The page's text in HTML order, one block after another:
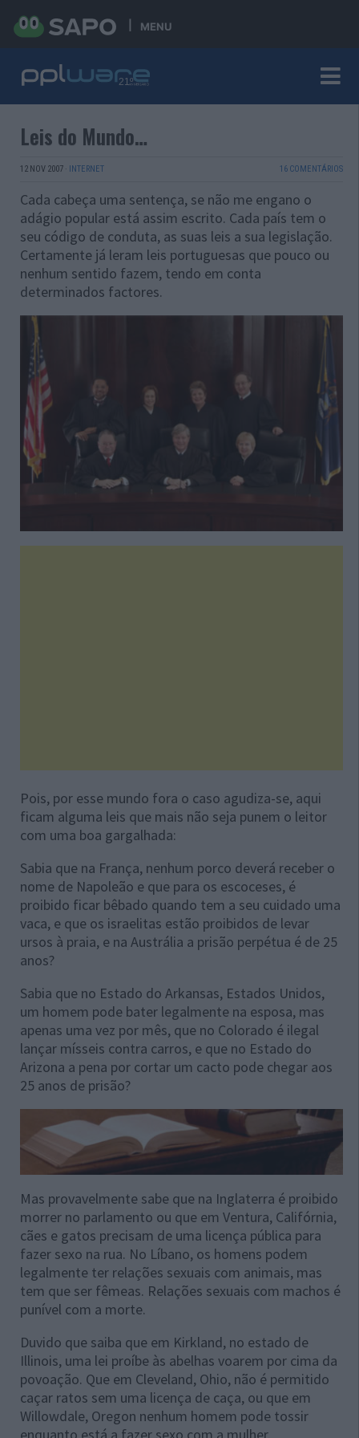
MENU
Leis do Mundo…
12 NOV 2007 · INTERNET 16 COMENTÁRIOS
Cada cabeça uma sentença, se não me engano o
adágio popular está assim escrito. Cada país tem o
seu código de conduta, as suas leis a sua legislação.
Certamente já leram leis portuguesas que pouco ou
nenhum sentido fazem, tendo em conta
determinados factores.
Pois, por esse mundo fora o caso agudiza-se, aqui
ficam alguma leis que mais não seja punem o leitor
com uma boa gargalhada:
Sabia que na França, nenhum porco deverá receber o
nome de Napoleão e que para os escoceses, é
proibido ficar bêbado quando tem a seu cuidado uma
vaca, e que os israelitas estão proibidos de levar
ursos à praia, e na Austrália a prisão perpétua é de 25
anos?
Sabia que no Estado do Arkansas, Estados Unidos,
um homem pode bater legalmente na esposa, mas
apenas uma vez por mês, que no Colorado é ilegal
lançar mísseis contra carros, e que no Estado do
Arizona a pena por cortar um cacto pode chegar aos
25 anos de prisão?
Mas provavelmente sabe que na Inglaterra é proibido
morrer no parlamento ou que em Ventura, Califórnia,
cães e gatos precisam de uma licença pública para
fazer sexo na rua. No Líbano, os homens podem
legalmente ter relações sexuais com animais, mas
tem que ser fêmeas. Relações sexuais com machos é
punível com a morte.
Duvido que saiba que em Kirkland, no estado de
Illinois, uma lei proíbe às abelhas voarem por cima da
povoação. Que em Cleveland, Ohio, não é permitido
caçar ratos sem uma licença de caça, ou que em
Willowdale, Oregon nenhum homem pode tossir
enquanto está a fazer sexo com a mulher.